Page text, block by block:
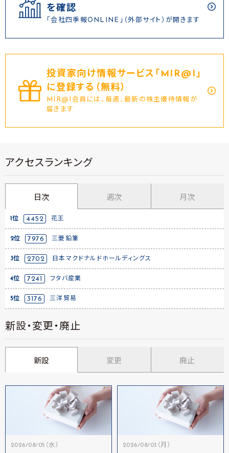
を確認
「会社四季報ONLINE」（外部サイト）が開きます
投資家向け情報サービス｢MIR@I｣
に登録する（無料）
MIR@I会員には、毎週、最新の株主優待情報が
届きます
アクセスランキング
日次 週次 月次
1位 4452 花王
2位 7976 三菱鉛筆
3位 2702 日本マクドナルドホールディングス
4位 7241 フタバ産業
5位 3176 三洋貿易
新設・変更・廃止
新設 変更 廃止
2026/08/05（水） 2026/08/03（月）